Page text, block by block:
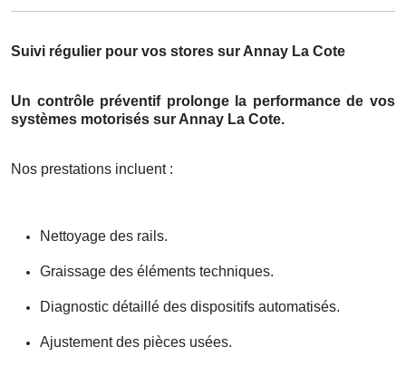
Suivi régulier pour vos stores sur Annay La Cote
Un contrôle préventif prolonge la performance de vos
systèmes motorisés sur Annay La Cote.
Nos prestations incluent :
Nettoyage des rails.
Graissage des éléments techniques.
Diagnostic détaillé des dispositifs automatisés.
Ajustement des pièces usées.